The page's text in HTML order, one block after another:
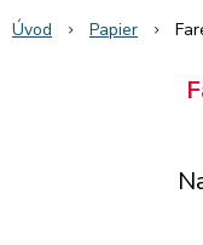
Úvod Papier